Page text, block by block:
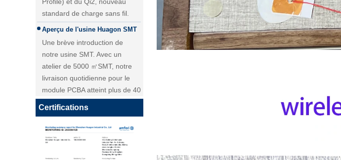
Module de charge sans fil 25W
QI2 Chargeur sans fil - Copie -
JCJW30
Aperçu de l'usine Huagon SMT
Une brève introduction de
notre usine SMT. Avec un
atelier de 5000 ㎡SMT, notre
livraison quotidienne pour le
module PCBA atteint plus de 40
000 pièces.
Personnalisation du module de
charge sans fil Huagon solution
Personnalisation du module de
charge sans fil Huagon solution
de charge sans fil unique et
Certifications